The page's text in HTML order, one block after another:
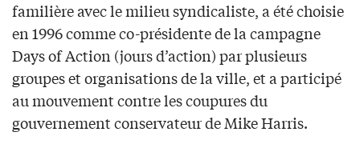
familière avec le milieu syndicaliste, a été choisie
en 1996 comme co-présidente de la campagne
Days of Action (jours d’action) par plusieurs
groupes et organisations de la ville, et a participé
au mouvement contre les coupures du
gouvernement conservateur de Mike Harris.